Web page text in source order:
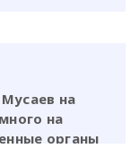
на
на
органы